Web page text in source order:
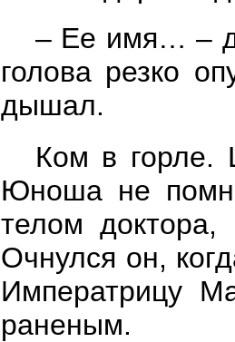
– Ее имя… –
голова резко
дышал.
Ком в горле.
Юноша не
телом
Очнулся он,
Императрицу
раненым.